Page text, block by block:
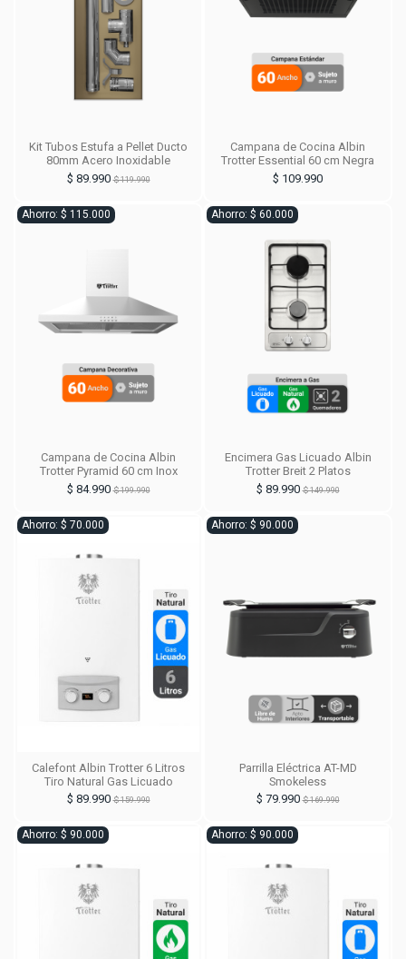
Kit Tubos Estufa a Pellet Ducto
80mm Acero Inoxidable
$ 89.990$ 119.990
Campana de Cocina Albin
Trotter Essential 60 cm Negra
$ 109.990
Ahorro: $ 115.000
Campana de Cocina Albin
Trotter Pyramid 60 cm Inox
$ 84.990$ 199.990
Ahorro: $ 60.000
Encimera Gas Licuado Albin
Trotter Breit 2 Platos
$ 89.990$ 149.990
Ahorro: $ 70.000
Calefont Albin Trotter 6 Litros
Tiro Natural Gas Licuado
$ 89.990$ 159.990
Ahorro: $ 90.000
Parrilla Eléctrica AT-MD
Smokeless
$ 79.990$ 169.990
Ahorro: $ 90.000 Ahorro: $ 90.000